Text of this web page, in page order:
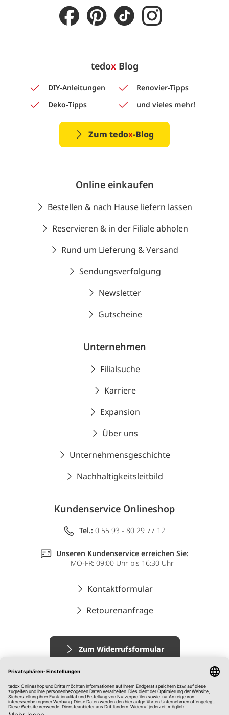
tedoxBlog
DIY-Anleitungen
Renovier-Tipps
Deko-Tipps
und vieles mehr!
Zum tedox-Blog
Online einkaufen
Bestellen & nach Hause liefern lassen
Reservieren & in der Filiale abholen
Rund um Lieferung & Versand
Sendungsverfolgung
Newsletter
Gutscheine
Unternehmen
Filialsuche
Karriere
Expansion
Über uns
Unternehmensgeschichte
Nachhaltigkeitsleitbild
Kundenservice Onlineshop
Tel.: 0 55 93 - 80 29 77 12
Unseren Kundenservice erreichen Sie:
MO-FR: 09:00 Uhr bis 16:30 Uhr
Kontaktformular
Retourenanfrage
Zum Widerrufsformular
Impressum
AGB